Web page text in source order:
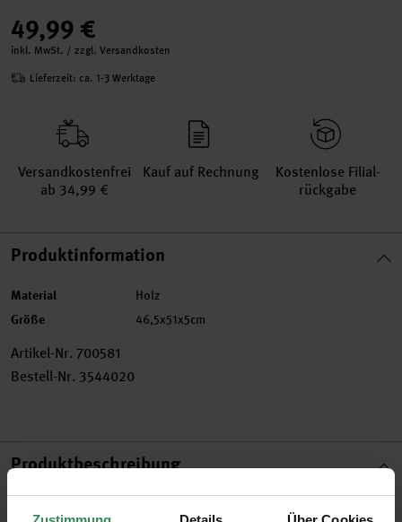
49,99 €
inkl. MwSt. / zzgl. Versandkosten
Lieferzeit: ca. 1-3 Werktage
Versand­kosten­frei
ab 34,99 €
Kauf auf Rechnung
Kosten­lose Filial­
rückgabe
Produktinformation
Material Holz
Größe 46,5x51x5cm
Artikel-Nr. 700581
Bestell-Nr. 3544020
Produktbeschreibung